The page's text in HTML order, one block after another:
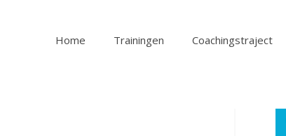
Home Trainingen Coachingstraject